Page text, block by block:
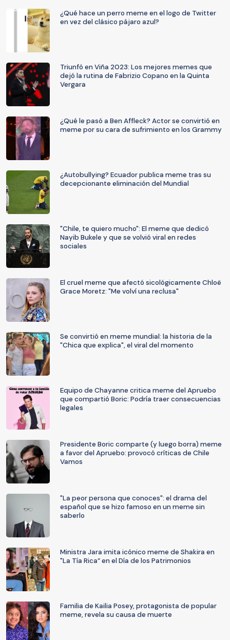
¿Qué hace un perro meme en el logo de Twitter
en vez del clásico pájaro azul?
Triunfó en Viña 2023: Los mejores memes que
dejó la rutina de Fabrizio Copano en la Quinta
Vergara
¿Qué le pasó a Ben Affleck? Actor se convirtió en
meme por su cara de sufrimiento en los Grammy
¿Autobullying? Ecuador publica meme tras su
decepcionante eliminación del Mundial
"Chile, te quiero mucho": El meme que dedicó
Nayib Bukele y que se volvió viral en redes
sociales
El cruel meme que afectó sicológicamente Chloë
Grace Moretz: "Me volví una reclusa"
Se convirtió en meme mundial: la historia de la
"Chica que explica", el viral del momento
Equipo de Chayanne critica meme del Apruebo
que compartió Boric: Podría traer consecuencias
legales
Presidente Boric comparte (y luego borra) meme
a favor del Apruebo: provocó críticas de Chile
Vamos
"La peor persona que conoces": el drama del
español que se hizo famoso en un meme sin
saberlo
Ministra Jara imita icónico meme de Shakira en
"La Tía Rica” en el Día de los Patrimonios
Familia de Kailia Posey, protagonista de popular
meme, revela su causa de muerte